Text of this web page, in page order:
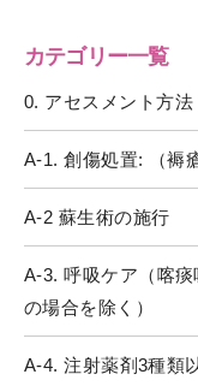
カテゴリー一覧
0. アセスメント方法
A-1. 創傷処置: （褥
A-2 蘇生術の施行
A-3. 呼吸ケア（喀
の場合を除く）
A-4. 注射薬剤3種類